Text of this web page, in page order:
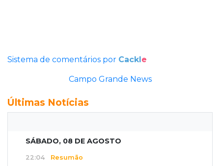
Sistema de comentários por Cackle
Campo Grande News
Últimas Notícias
SÁBADO, 08 DE AGOSTO
22:04 Resumão